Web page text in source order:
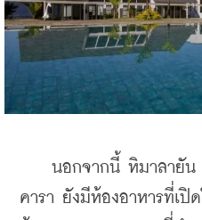
นอกจากนี้ หิมาลายัน
คารา ยังมีห้องอาหารที่เปิ